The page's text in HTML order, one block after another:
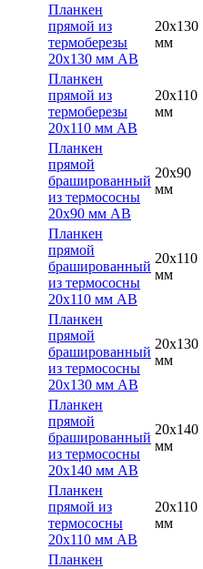
Планкен
прямой из
термоберезы
20х130 мм АВ
20x130
мм
Планкен
прямой из
термоберезы
20х110 мм АВ
20x110
мм
Планкен
прямой
брашированный
из термососны
20х90 мм АВ
20x90
мм
Планкен
прямой
брашированный
из термососны
20х110 мм АВ
20x110
мм
Планкен
прямой
брашированный
из термососны
20х130 мм АВ
20x130
мм
Планкен
прямой
брашированный
из термососны
20х140 мм АВ
20x140
мм
Планкен
прямой из
термососны
20х110 мм АВ
20x110
мм
Планкен